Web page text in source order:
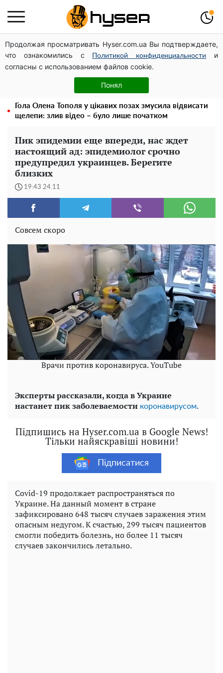
Продолжая просматривать Hyser.com.ua Вы подтверждаете,
что ознакомились с
Политикой конфиденциальности
и
согласны с использованием файлов cookie.
Понял
Чи може Поштова площа стати головною точкою
входу до історичного Києва
Дрони із націнкою: Олександр Конотопський вивів
мільйони оборонного бюджету через фіктивну фірму в
Гола Олена Тополя у цікавих позах змусила відвисати
щелепи: злив відео – було лише початком
Пик эпидемии еще впереди, нас ждет
настоящий ад: эпидемиолог срочно
предупредил украинцев. Берегите
близких
19:43 24.11
Совсем скоро
Врачи против коронавируса. YouTube
Эксперты рассказали, когда в Украине
настанет пик заболеваемости коронавирусом.
Підпишись на Hyser.com.ua в Google News!
Тільки найяскравіші новини!
Підписатися
Covid-19 продолжает распространяться по
Украине. На данный момент в стране
зафиксировано 648 тысяч случаев заражения этим
опасным недугом. К счастью, 299 тысяч пациентов
смогли победить болезнь, но более 11 тысяч
случаев закончились летально.